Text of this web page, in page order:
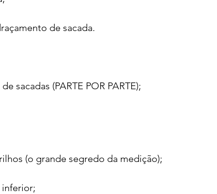
de sacada.
sacadas (PARTE POR PARTE);
(o grande segredo da medição);
inferior;